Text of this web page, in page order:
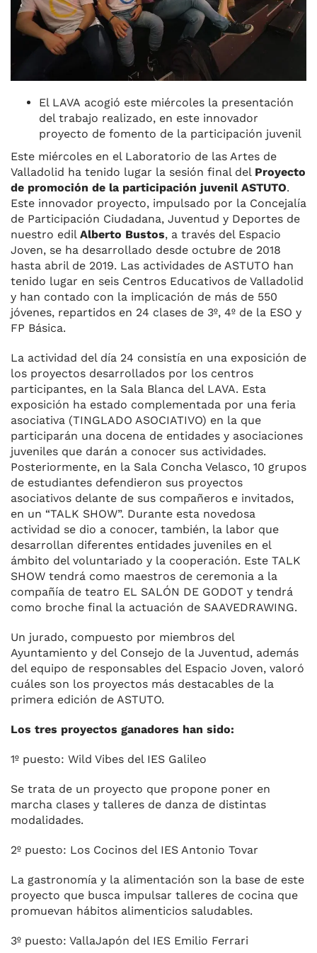
k
El LAVA acogió este miércoles la presentación
del trabajo realizado, en este innovador
proyecto de fomento de la participación juvenil
Este miércoles en el Laboratorio de las Artes de
Valladolid ha tenido lugar la sesión final del Proyecto
de promoción de la participación juvenil ASTUTO.
Este innovador proyecto, impulsado por la Concejalía
de Participación Ciudadana, Juventud y Deportes de
nuestro edil Alberto Bustos, a través del Espacio
Joven, se ha desarrollado desde octubre de 2018
hasta abril de 2019. Las actividades de ASTUTO han
tenido lugar en seis Centros Educativos de Valladolid
y han contado con la implicación de más de 550
jóvenes, repartidos en 24 clases de 3º, 4º de la ESO y
FP Básica.
La actividad del día 24 consistía en una exposición de
los proyectos desarrollados por los centros
participantes, en la Sala Blanca del LAVA. Esta
exposición ha estado complementada por una feria
asociativa (TINGLADO ASOCIATIVO) en la que
participarán una docena de entidades y asociaciones
juveniles que darán a conocer sus actividades.
Posteriormente, en la Sala Concha Velasco, 10 grupos
de estudiantes defendieron sus proyectos
asociativos delante de sus compañeros e invitados,
en un “TALK SHOW”. Durante esta novedosa
actividad se dio a conocer, también, la labor que
desarrollan diferentes entidades juveniles en el
ámbito del voluntariado y la cooperación. Este TALK
SHOW tendrá como maestros de ceremonia a la
compañía de teatro EL SALÓN DE GODOT y tendrá
como broche final la actuación de SAAVEDRAWING.
Un jurado, compuesto por miembros del
Ayuntamiento y del Consejo de la Juventud, además
del equipo de responsables del Espacio Joven, valoró
cuáles son los proyectos más destacables de la
primera edición de ASTUTO.
Los tres proyectos ganadores han sido:
1º puesto: Wild Vibes del IES Galileo
Se trata de un proyecto que propone poner en
marcha clases y talleres de danza de distintas
modalidades.
2º puesto: Los Cocinos del IES Antonio Tovar
La gastronomía y la alimentación son la base de este
proyecto que busca impulsar talleres de cocina que
promuevan hábitos alimenticios saludables.
3º puesto: VallaJapón del IES Emilio Ferrari